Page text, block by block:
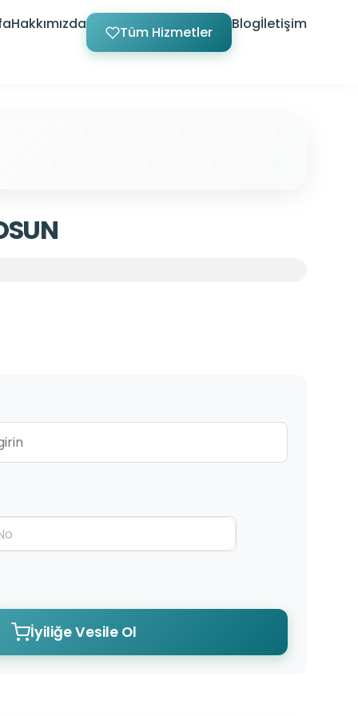
Hakkımızda Tüm Hizmetler Blogİletişim
İyiliğe Vesile Ol